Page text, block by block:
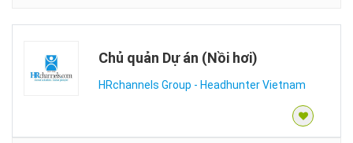
Chủ quản Dự án (Nồi hơi)
HRchannels Group - Headhunter Vietnam